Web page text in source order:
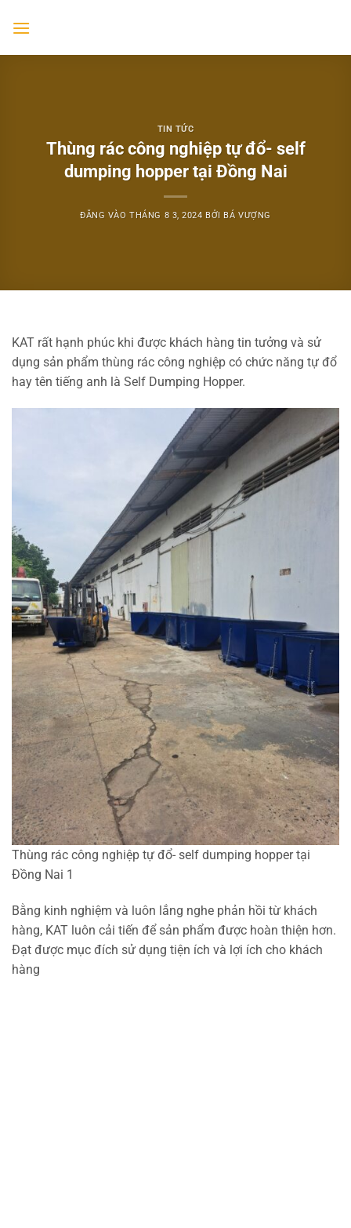
qua
TIN TỨC
Thùng rác công nghiệp tự đổ- self
dumping hopper tại Đồng Nai
ĐĂNG VÀOTHÁNG 8 3, 2024 BỞI BÁ VƯỢNG
KAT rất hạnh phúc khi được khách hàng tin tưởng và sử
dụng sản phẩm thùng rác công nghiệp có chức năng tự đổ
hay tên tiếng anh là Self Dumping Hopper.
Thùng rác công nghiệp tự đổ- self dumping hopper tại
Đồng Nai 1
Bằng kinh nghiệm và luôn lắng nghe phản hồi từ khách
hàng, KAT luôn cải tiến để sản phẩm được hoàn thiện hơn.
Đạt được mục đích sử dụng tiện ích và lợi ích cho khách
hàng